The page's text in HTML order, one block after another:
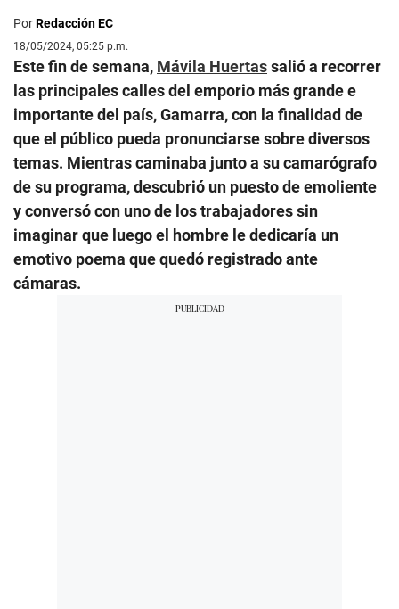
PorRedacción EC
18/05/2024, 05:25 p.m.
Este fin de semana, Mávila Huertassalió a recorrer
las principales calles del emporio más grande e
importante del país, Gamarra, con la finalidad de
que el público pueda pronunciarse sobre diversos
temas. Mientras caminaba junto a su camarógrafo
de su programa, descubrió un puesto de emoliente
y conversó con uno de los trabajadores sin
imaginar que luego el hombre le dedicaría un
emotivo poema que quedó registrado ante
cámaras.